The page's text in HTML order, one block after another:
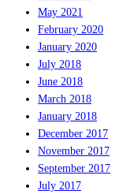
May 2021
February 2020
January 2020
July 2018
June 2018
March 2018
January 2018
December 2017
November 2017
September 2017
July 2017